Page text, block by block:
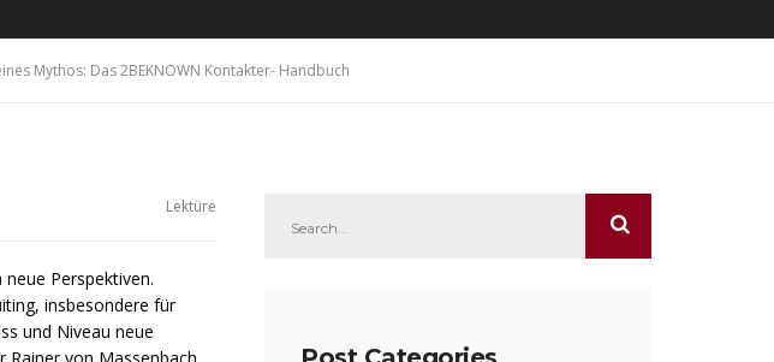
Mythos: Das 2BEKNOWN Kontakter- Handbuch
Lektüre
Perspektiven.
insbesondere für
und Niveau neue